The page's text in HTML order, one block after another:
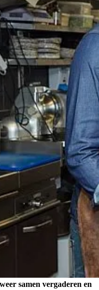
samen vergaderen en